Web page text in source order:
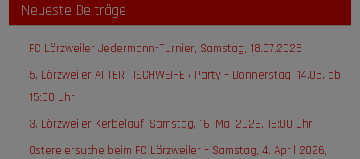
Neueste Beiträge
FC Lörzweiler Jedermann-Turnier, Samstag, 18.07.2026
5. Lörzweiler AFTER FISCHWEIHER Party – Donnerstag, 14.05. ab
15:00 Uhr
3. Lörzweiler Kerbelauf, Samstag, 16. Mai 2026, 16:00 Uhr
Ostereiersuche beim FC Lörzweiler – Samstag, 4. April 2026,